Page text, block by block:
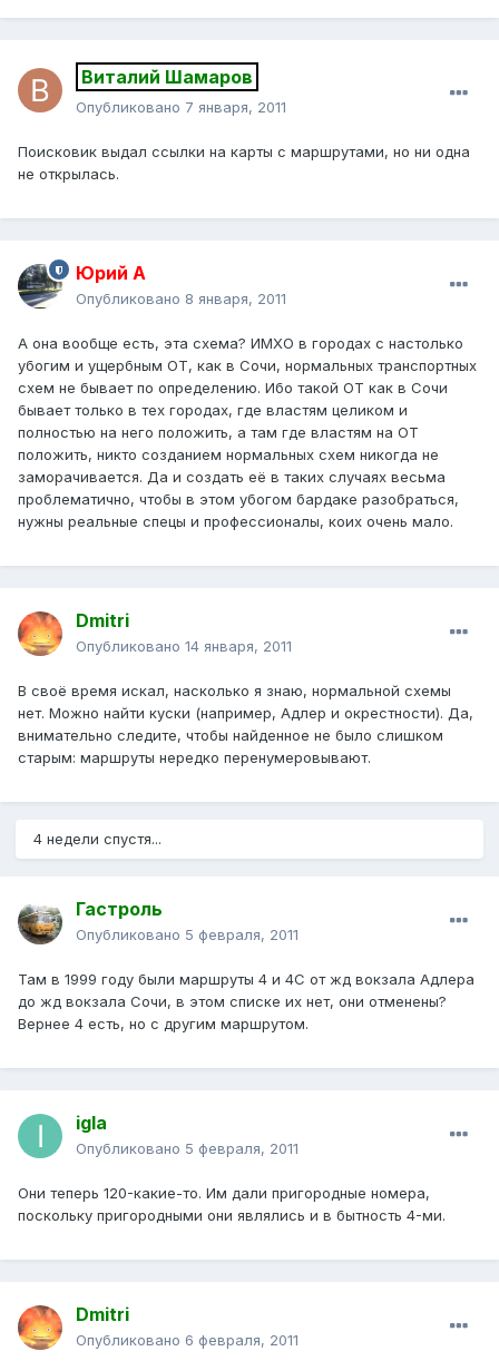
Виталий Шамаров
Опубликовано 7 января, 2011
Поисковик выдал ссылки на карты с маршрутами, но ни одна
не открылась.
Юрий А
Опубликовано 8 января, 2011
А она вообще есть, эта схема? ИМХО в городах с настолько
убогим и ущербным ОТ, как в Сочи, нормальных транспортных
схем не бывает по определению. Ибо такой ОТ как в Сочи
бывает только в тех городах, где властям целиком и
полностью на него положить, а там где властям на ОТ
положить, никто созданием нормальных схем никогда не
заморачивается. Да и создать её в таких случаях весьма
проблематично, чтобы в этом убогом бардаке разобраться,
нужны реальные спецы и профессионалы, коих очень мало.
Dmitri
Опубликовано 14 января, 2011
В своё время искал, насколько я знаю, нормальной схемы
нет. Можно найти куски (например, Адлер и окрестности). Да,
внимательно следите, чтобы найденное не было слишком
старым: маршруты нередко перенумеровывают.
4 недели спустя...
Гастроль
Опубликовано 5 февраля, 2011
Там в 1999 году были маршруты 4 и 4С от жд вокзала Адлера
до жд вокзала Сочи, в этом списке их нет, они отменены?
Вернее 4 есть, но с другим маршрутом.
igla
Опубликовано 5 февраля, 2011
Они теперь 120-какие-то. Им дали пригородные номера,
поскольку пригородными они являлись и в бытность 4-ми.
Dmitri
Опубликовано 6 февраля, 2011